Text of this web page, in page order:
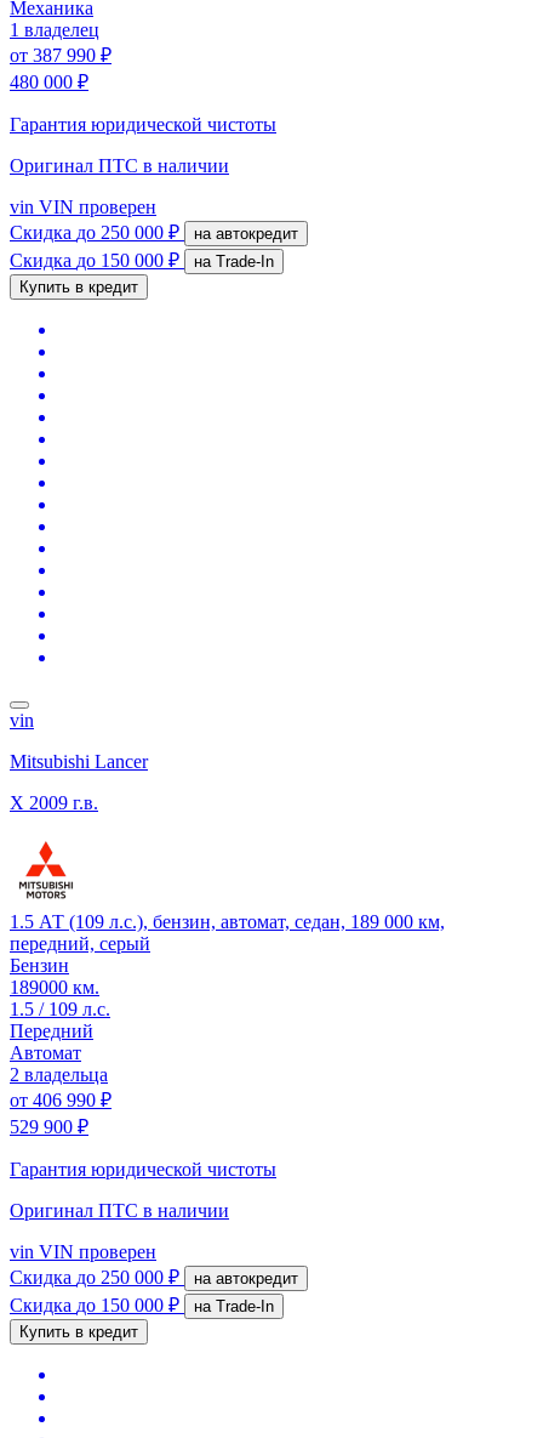
Механика
1 владелец
от 387 990 ₽
480 000 ₽
Гарантия юридической чистоты
Оригинал ПТС в наличии
vin VIN проверен
Скидка до 250 000 ₽ на автокредит
Скидка до 150 000 ₽
на Trade-In
Купить в кредит
vin
Mitsubishi Lancer
X 2009 г.в.
1.5 АТ (109 л.с.), бензин, автомат, седан, 189 000 км,
передний, серый
Бензин
189000 км.
1.5 / 109 л.с.
Передний
Автомат
2 владельца
от 406 990 ₽
529 900 ₽
Гарантия юридической чистоты
Оригинал ПТС в наличии
vin VIN проверен
Скидка до 250 000 ₽ на автокредит
Скидка до 150 000 ₽
на Trade-In
Купить в кредит